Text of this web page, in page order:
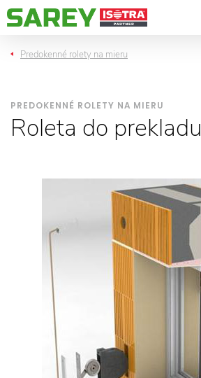
Predokenné rolety na mieru
PREDOKENNÉ ROLETY NA MIERU
Roleta do prekladu